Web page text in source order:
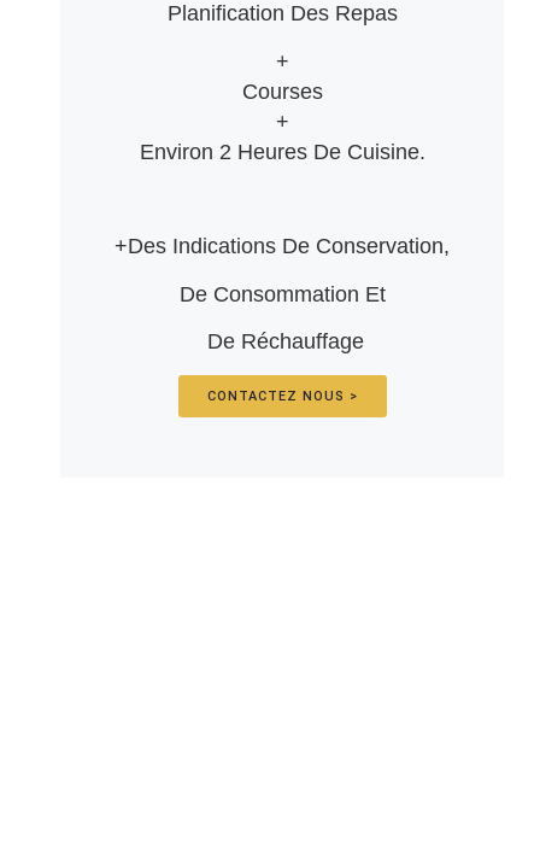
Planification Des Repas
+
Courses
+
Environ 2 Heures De Cuisine.
+Des Indications De Conservation,
De Consommation Et
De Réchauffage
CONTACTEZ NOUS >